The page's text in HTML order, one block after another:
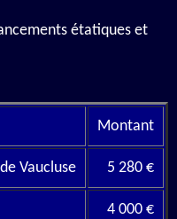
étatiques et
Montant
Vaucluse 5 280 €
4 000 €